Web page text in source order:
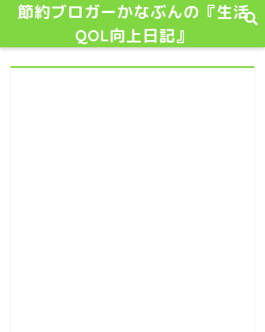
節約ブロガーかなぶんの『生活
QOL向上日記』